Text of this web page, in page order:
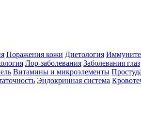
Поражения кожи Диетология
Лор-заболевания Заболевания глаз
Витамины и микроэлементы
Эндокринная система